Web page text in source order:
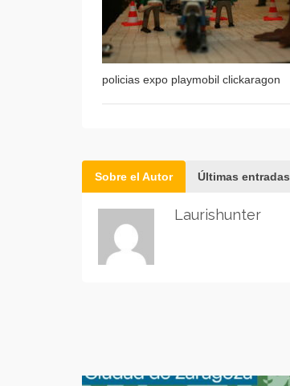
policias expo playmobil clickaragon
Sobre el Autor Últimas entradas
Laurishunter